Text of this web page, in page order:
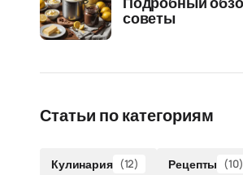
Подробный
советы
Статьи по категориям
Кулинария (12) Рецепты (10)